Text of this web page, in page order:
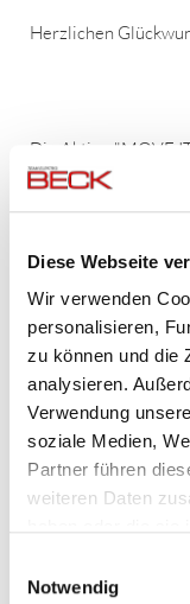
Diese Webseite
Wir verwenden
personalisieren,
zu können und die
analysieren.
Verwendung
soziale Medien,
Partner führen
weiteren Daten
Notwendig
Herzlichen
Die Aktion "MOVE
12 Tage s.Oliver
Gemeinsam haben
erlaufen. Jedes
durchschnittlich
erreicht. Wir sind
Gratulation an